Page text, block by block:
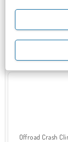
Hospital Surgeon
Offroad Crash